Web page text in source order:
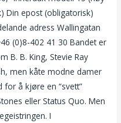
Din epost (obligatorisk)
adress Wallingatan
(0)8-402 41 30 Bandet er
B. B. King, Stevie Ray
men kåte modne damer
å kjøre en “svett”
eller Status Quo. Men
I